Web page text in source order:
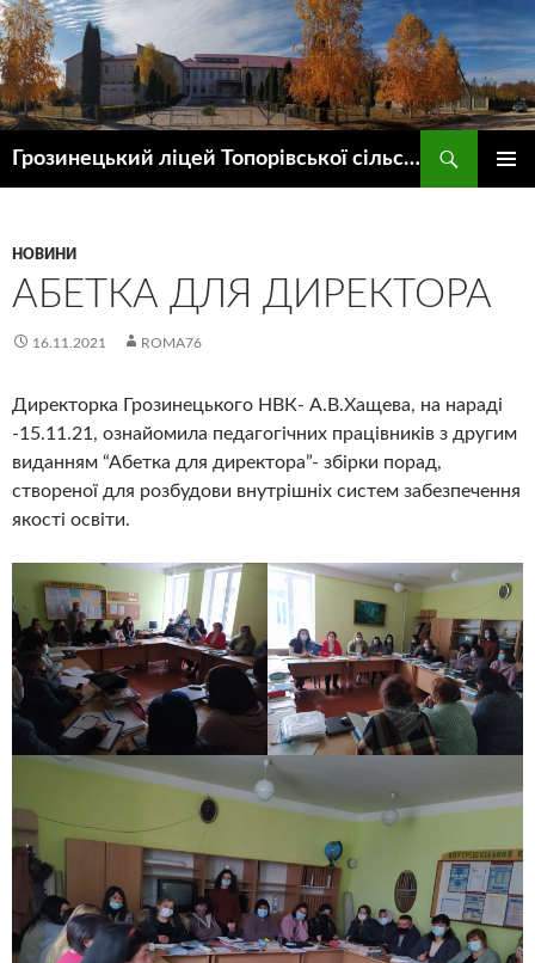
Грозинецький ліцей Топорівської сільської ради
НОВИНИ
АБЕТКА ДЛЯ ДИРЕКТОРА
16.11.2021 ROMA76
Директорка Грозинецького НВК- А.В.Хащева, на нараді
-15.11.21, ознайомила педагогічних працівників з другим
виданням “Абетка для директора”- збірки порад,
створеної для розбудови внутрішніх систем забезпечення
якості освіти.